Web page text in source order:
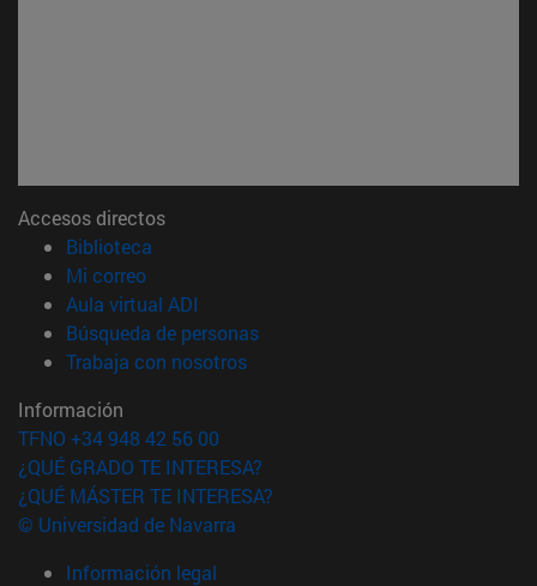
Accesos directos
Biblioteca
Mi correo(abre en nueva ventana)
Aula virtual ADI
Búsqueda de personas(abre en nueva ventana)
Trabaja con nosotros(abre en nueva ventana)
Información
TFNO +34 948 42 56 00
¿QUÉ GRADO TE INTERESA?
¿QUÉ MÁSTER TE INTERESA?
© Universidad de Navarra
Información legal